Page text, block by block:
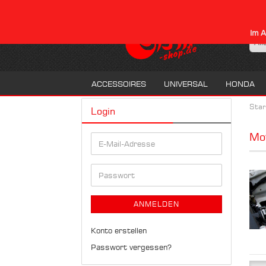
Im
ACCESSOIRES UNIVERSAL HONDA
Login
E-
Mail-
Adresse
Passwort
ANMELDEN
Konto erstellen
Passwort vergessen?